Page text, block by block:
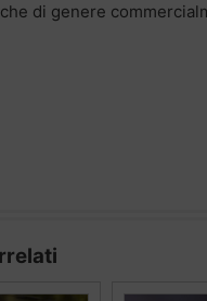
di genere